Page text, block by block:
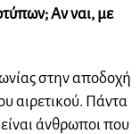
Αν ναι, με
στην αποδοχή
αιρετικού. Πάντα
είναι άνθρωποι που